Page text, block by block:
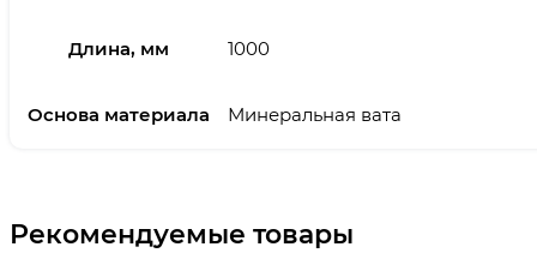
Длина, мм 1000
Основа материала Минеральная вата
Рекомендуемые товары